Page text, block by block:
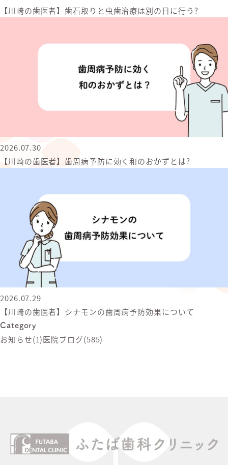
【川崎の歯医者】歯石取りと虫歯治療は別の日に行う?
2026.07.30
【川崎の歯医者】歯周病予防に効く和のおかずとは?
2026.07.29
【川崎の歯医者】シナモンの歯周病予防効果について
Category
お知らせ(1)医院ブログ(585)